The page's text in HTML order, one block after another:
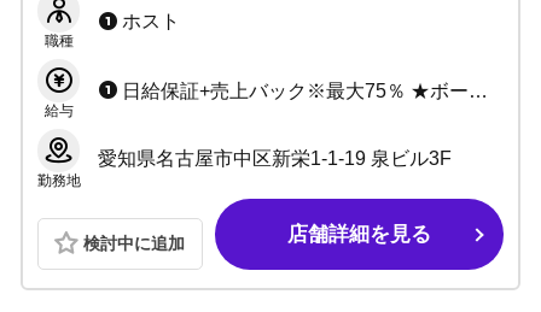
迎！名古屋新栄で稼ぐならAsteriaが熱い！！
職種
ホスト
給与
日給保証+売上バック※最大75％ ★ボーナスも多数あり ★日払い制度あり ★罰金ノルマ一切無し
勤務地
愛知県名古屋市中区新栄1-1-19 泉ビル3F
検討中に追加 店舗詳細を見る